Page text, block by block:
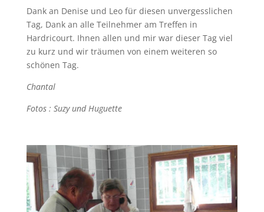
Dank an Denise und Leo für diesen unvergesslichen
Tag, Dank an alle Teilnehmer am Treffen in
Hardricourt. Ihnen allen und mir war dieser Tag viel
zu kurz und wir träumen von einem weiteren so
schönen Tag.
Chantal
Fotos : Suzy und Huguette